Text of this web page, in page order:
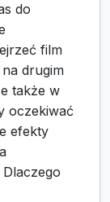
do
film
drugim
także w
oczekiwać
efekty